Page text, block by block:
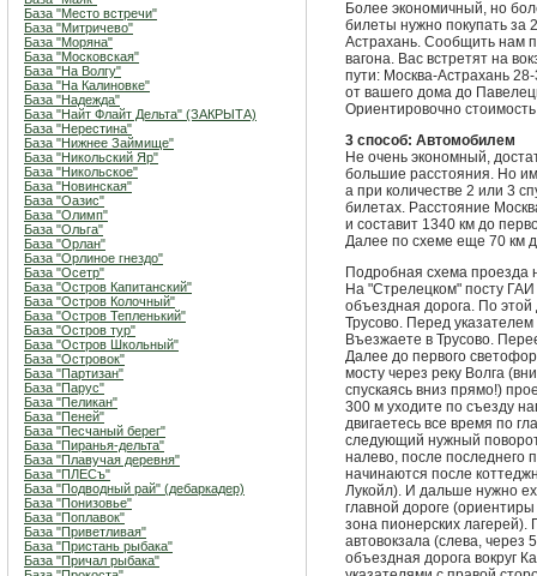
База "Место встречи"
База "Митричево"
База "Моряна"
База "Московская"
База "На Волгу"
База "На Калиновке"
База "Надежда"
База "Найт Флайт Дельта" (ЗАКРЫТА)
База "Нерестина"
База "Нижнее Займище"
База "Никольский Яр"
База "Никольское"
База "Новинская"
База "Оазис"
База "Олимп"
База "Ольга"
База "Орлан"
База "Орлиное гнездо"
База "Осетр"
База "Остров Капитанский"
База "Остров Колочный"
База "Остров Тепленький"
База "Остров тур"
База "Остров Школьный"
База "Островок"
База "Партизан"
База "Парус"
База "Пеликан"
База "Пеней"
База "Песчаный берег"
База "Пиранья-дельта"
База "Плавучая деревня"
База "ПЛЕСъ"
База "Подводный рай" (дебаркадер)
База "Понизовье"
База "Поплавок"
База "Приветливая"
База "Пристань рыбака"
База "Причал рыбака"
Более экономичный, но
билеты нужно покупать за
Астрахань. Сообщить нам
вагона. Вас встретят на
пути: Москва-Астрахань
от вашего дома до
Ориентировочно
3 способ: Автомобилем
Не очень экономный,
большие расстояния. Но
а при количестве 2 или 3
билетах. Расстояние
и составит 1340 км до
Далее по схеме еще 70 км
Подробная схема проезда
На "Стрелецком" посту
объездная дорога. По
Трусово. Перед
Въезжаете в Трусово.
Далее до первого
мосту через реку Волга
спускаясь вниз прямо!)
300 м уходите по съезду
двигаетесь все время по
следующий нужный
налево, после последнего
начинаются после
Лукойл). И дальше нужно
главной дороге
зона пионерских
автовокзала (слева, через
объездная дорога вокруг